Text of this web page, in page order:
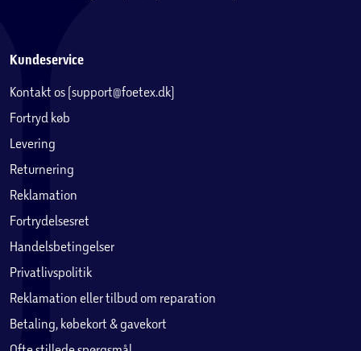
Kundeservice
Kontakt os (support@foetex.dk)
Fortryd køb
Levering
Returnering
Reklamation
Fortrydelsesret
Handelsbetingelser
Privatlivspolitik
Reklamation eller tilbud om reparation
Betaling, købekort & gavekort